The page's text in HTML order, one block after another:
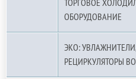
ТОРГОВОЕ
ОБОРУДОВАНИЕ
ЭКО:
РЕЦИРКУЛЯТОРЫ